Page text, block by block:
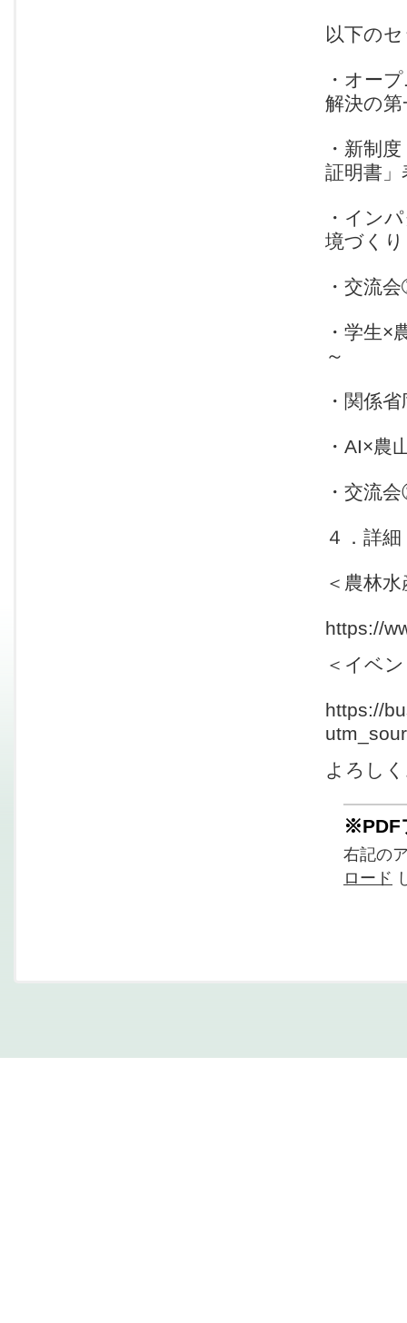
以下の
・オー
解決の
・新制
証明書」
・イン
境づく
・交流
・学生×
～
・関係
・AI×農
・交流
４．詳細
＜農林
https://
＜イベ
https://
よろし
※PDF
右記の
ロード